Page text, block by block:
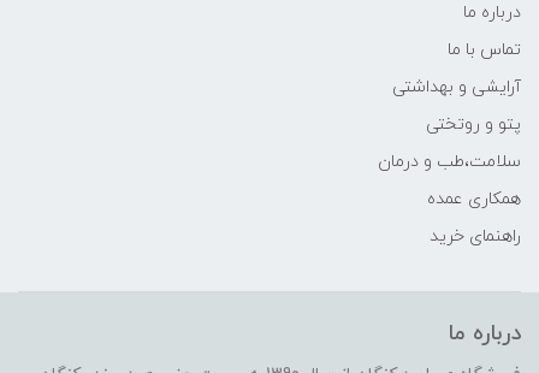
درباره ما
تماس با ما
آرایشی و بهداشتی
پتو و روتختی
سلامت،طب و درمان
همکاری عمده
راهنمای خرید
درباره ما